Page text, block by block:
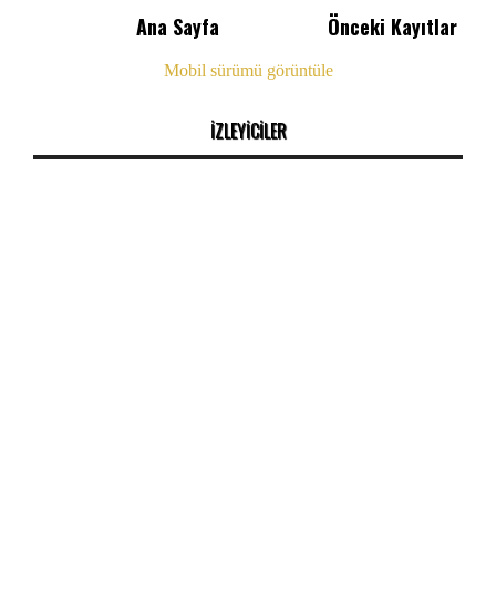
Önceki Kayıtlar
Ana Sayfa
Mobil sürümü görüntüle
İZLEYİCİLER